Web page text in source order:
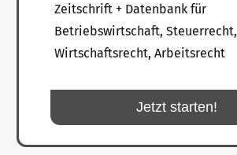
Zeitschrift + Datenbank für
Betriebswirtschaft, Steuerrecht,
Wirtschaftsrecht, Arbeitsrecht
Jetzt starten!